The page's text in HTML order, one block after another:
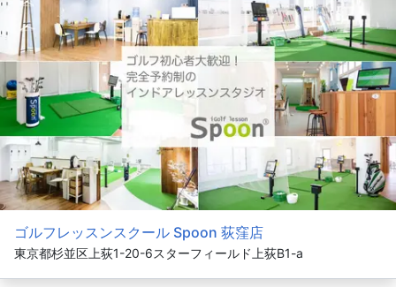
ゴルフレッスンスクール Spoon 荻窪店
東京都杉並区上荻1-20-6スターフィールド上荻B1-a